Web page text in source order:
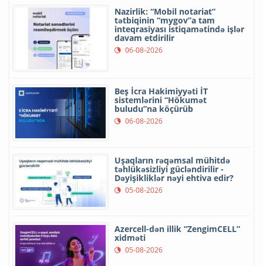
Nazirlik: “Mobil notariat”
tətbiqinin “mygov”a tam
inteqrasiyası istiqamətində işlər
davam etdirilir
06-08-2026
Beş İcra Hakimiyyəti İT
sistemlərini “Hökumət
buludu”na köçürüb
06-08-2026
Uşaqların rəqəmsal mühitdə
təhlükəsizliyi gücləndirilir -
Dəyişikliklər nəyi ehtiva edir?
05-08-2026
Azercell-dən illik “ZengimCELL”
xidməti
05-08-2026